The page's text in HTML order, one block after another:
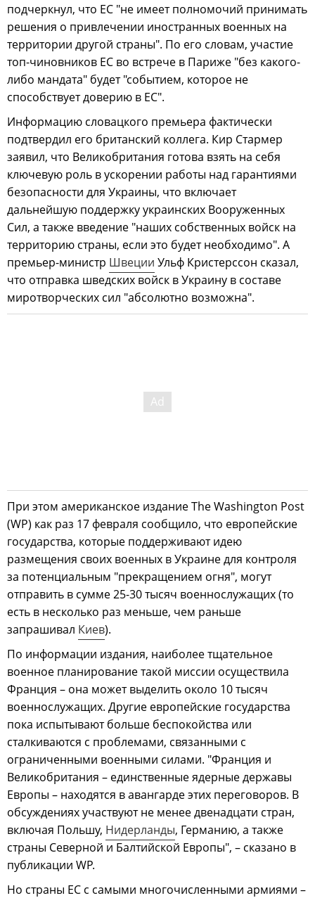
подчеркнул, что ЕС "не имеет полномочий принимать
решения о привлечении иностранных военных на
территории другой страны". По его словам, участие
топ-чиновников ЕС во встрече в Париже "без какого-
либо мандата" будет "событием, которое не
способствует доверию в ЕС".
Информацию словацкого премьера фактически
подтвердил его британский коллега. Кир Стармер
заявил, что Великобритания готова взять на себя
ключевую роль в ускорении работы над гарантиями
безопасности для Украины, что включает
дальнейшую поддержку украинских Вооруженных
Сил, а также введение "наших собственных войск на
территорию страны, если это будет необходимо". А
премьер-министр Швеции Ульф Кристерссон сказал,
что отправка шведских войск в Украину в составе
миротворческих сил "абсолютно возможна".
При этом американское издание The Washington Post
(WP) как раз 17 февраля сообщило, что европейские
государства, которые поддерживают идею
размещения своих военных в Украине для контроля
за потенциальным "прекращением огня", могут
отправить в сумме 25-30 тысяч военнослужащих (то
есть в несколько раз меньше, чем раньше
запрашивал Киев).
По информации издания, наиболее тщательное
военное планирование такой миссии осуществила
Франция – она может выделить около 10 тысяч
военнослужащих. Другие европейские государства
пока испытывают больше беспокойства или
сталкиваются с проблемами, связанными с
ограниченными военными силами. "Франция и
Великобритания – единственные ядерные державы
Европы – находятся в авангарде этих переговоров. В
обсуждениях участвуют не менее двенадцати стран,
включая Польшу, Нидерланды, Германию, а также
страны Северной и Балтийской Европы", – сказано в
публикации WP.
Но страны ЕС с самыми многочисленными армиями –